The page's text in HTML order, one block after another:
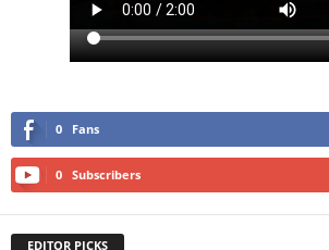
0 Fans
0 Subscribers
EDITOR PICKS